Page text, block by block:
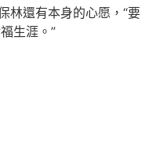
林還有本身的心愿，“要
生涯。”